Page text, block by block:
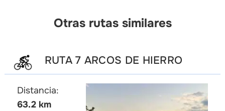
Otras rutas similares
RUTA 7 ARCOS DE HIERRO
Distancia:
63.2 km